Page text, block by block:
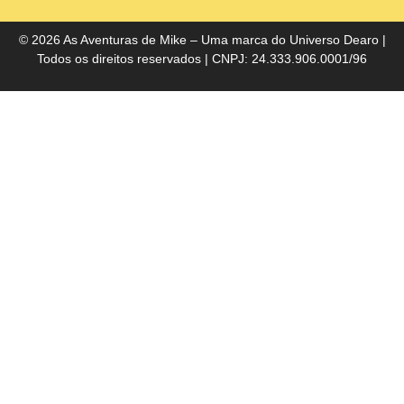
© 2026 As Aventuras de Mike – Uma marca do Universo Dearo|
Todos os direitos reservados | CNPJ: 24.333.906.0001/96